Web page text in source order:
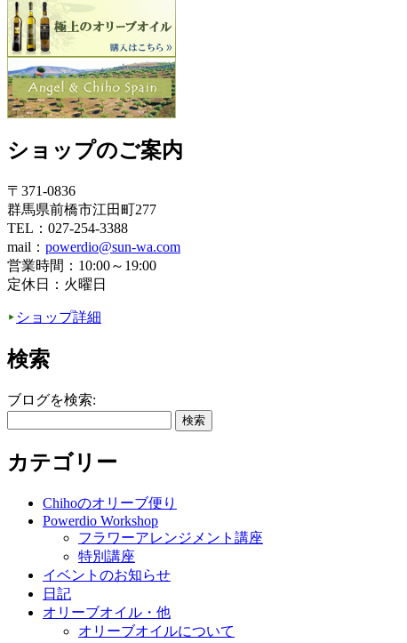
ショップのご案内
〒371-0836
群馬県前橋市江田町277
TEL：027-254-3388
mail： powerdio@sun-wa.com
営業時間：10:00～19:00
定休日：火曜日
ショップ詳細
検索
ブログを検索:
カテゴリー
Chihoのオリーブ便り
Powerdio Workshop
フラワーアレンジメント講座
特別講座
イベントのお知らせ
日記
オリーブオイル・他
オリーブオイルについて